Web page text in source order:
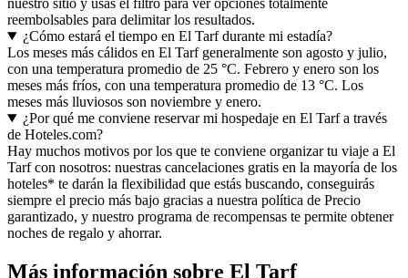
nuestro sitio y usas el filtro para ver opciones totalmente
reembolsables para delimitar los resultados.
¿Cómo estará el tiempo en El Tarf durante mi estadía?
Los meses más cálidos en El Tarf generalmente son agosto y julio,
con una temperatura promedio de 25 °C. Febrero y enero son los
meses más fríos, con una temperatura promedio de 13 °C. Los
meses más lluviosos son noviembre y enero.
¿Por qué me conviene reservar mi hospedaje en El Tarf a través
de Hoteles.com?
Hay muchos motivos por los que te conviene organizar tu viaje a El
Tarf con nosotros: nuestras cancelaciones gratis en la mayoría de los
hoteles* te darán la flexibilidad que estás buscando, conseguirás
siempre el precio más bajo gracias a nuestra política de Precio
garantizado, y nuestro programa de recompensas te permite obtener
noches de regalo y ahorrar.
Más información sobre El Tarf